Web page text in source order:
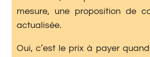
mesure, une proposition de
actualisée.
Oui, c’est le prix à payer